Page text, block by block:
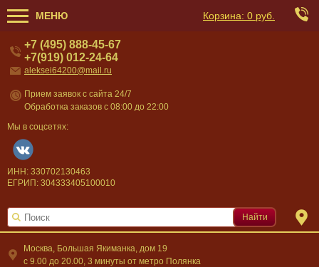
МЕНЮ Корзина: 0 руб.
Москва, Большая Якиманка, дом 19
c 9.00 до 20.00, 3 минуты от метро Полянка
+7 (495) 888-45-67
+7(919) 012-24-64
aleksei64200@mail.ru
Прием заявок с сайта 24/7
Обработка заказов с 08:00 до 22:00
Мы в соцсетях:
ИНН: 330702130463
ЕГРИП: 304333405100010
Найти